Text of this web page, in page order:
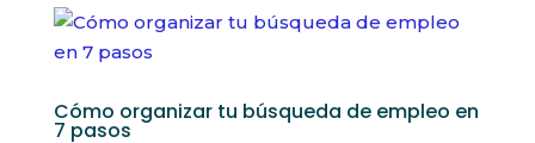
Cómo organizar tu búsqueda de empleo en
7 pasos